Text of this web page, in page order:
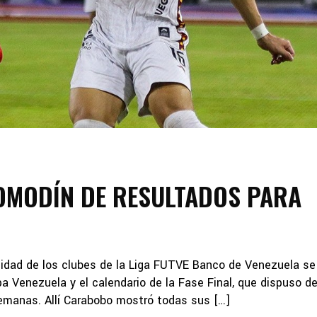
DE RESULTADOS PARA
de los clubes de la Liga FUTVE Banco de Venezuela se
Venezuela y el calendario de la Fase Final, que dispuso de
Allí Carabobo mostró todas sus […]